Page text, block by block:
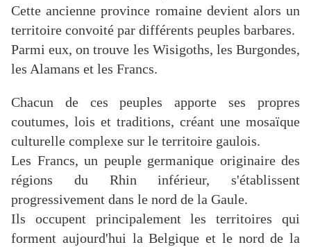
Cette ancienne province romaine devient alors un
territoire convoité par différents peuples barbares.
Parmi eux, on trouve les Wisigoths, les Burgondes,
les Alamans et les Francs.
Chacun de ces peuples apporte ses propres
coutumes, lois et traditions, créant une mosaïque
culturelle complexe sur le territoire gaulois.
Les Francs, un peuple germanique originaire des
régions du Rhin inférieur, s'établissent
progressivement dans le nord de la Gaule.
Ils occupent principalement les territoires qui
forment aujourd'hui la Belgique et le nord de la